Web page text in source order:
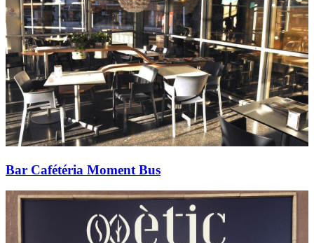
Bar Cafétéria Moment Bus